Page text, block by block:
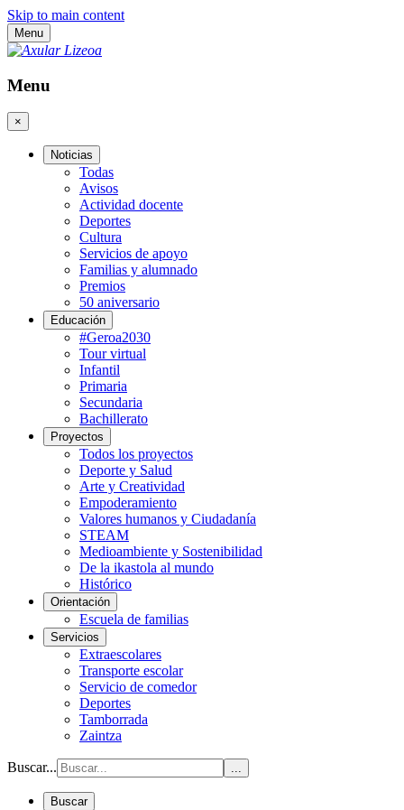
Skip to main content
Menu
Menu
×
Noticias
Todas
Avisos
Actividad docente
Deportes
Cultura
Servicios de apoyo
Familias y alumnado
Premios
50 aniversario
Educación
#Geroa2030
Tour virtual
Infantil
Primaria
Secundaria
Bachillerato
Proyectos
Todos los proyectos
Deporte y Salud
Arte y Creatividad
Empoderamiento
Valores humanos y Ciudadanía
STEAM
Medioambiente y Sostenibilidad
De la ikastola al mundo
Histórico
Orientación
Escuela de familias
Servicios
Extraescolares
Transporte escolar
Servicio de comedor
Deportes
Tamborrada
Zaintza
Buscar... ...
Buscar